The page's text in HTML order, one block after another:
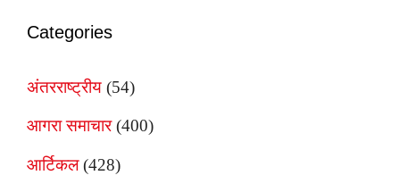
Categories
अंतरराष्ट्रीय (54)
आगरा समाचार(400)
आर्टिकल(428)